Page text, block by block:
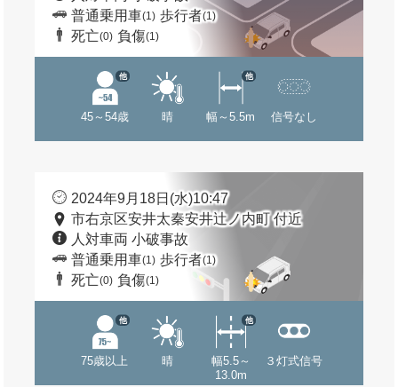
普通乗用車(1) 歩行者(1)
死亡(0) 負傷(1)
45～54歳
他
晴 幅～5.5m
他
信号なし
2024年9月18日(水)10:47
市右京区安井太秦安井辻ノ内町 付近
人対車両 小破事故
普通乗用車(1) 歩行者(1)
死亡(0) 負傷(1)
75歳以上
他
晴
幅5.5～
13.0m
他
３灯式信号